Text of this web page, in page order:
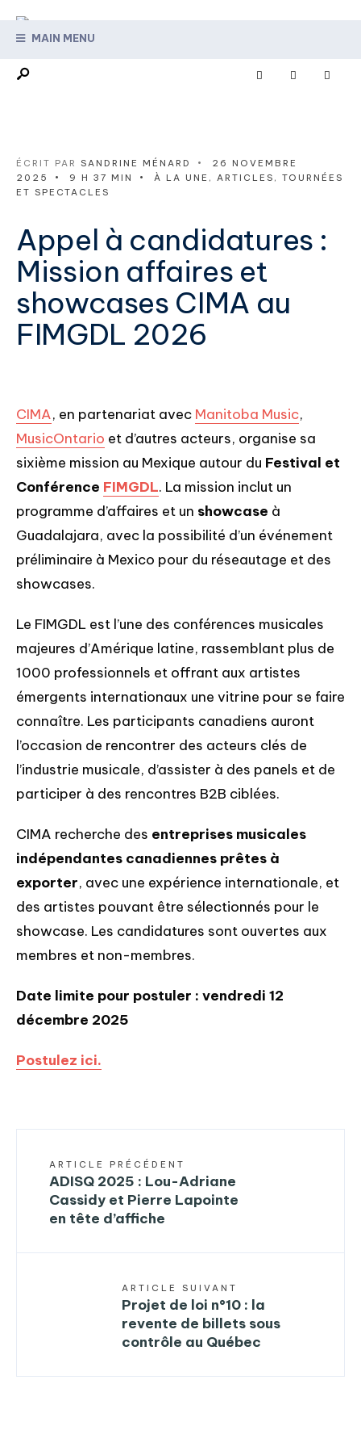
MAIN MENU
ÉCRIT PAR SANDRINE MÉNARD •
26 NOVEMBRE
2025
• 9 H 37 MIN • À LA UNE , ARTICLES , TOURNÉES
ET SPECTACLES
Appel à candidatures :
Mission affaires et
showcases CIMA au
FIMGDL 2026
CIMA, en partenariat avec Manitoba Music,
MusicOntario et d’autres acteurs, organise sa
sixième mission au Mexique autour du Festival et
Conférence FIMGDL. La mission inclut un
programme d’affaires et un showcase à
Guadalajara, avec la possibilité d’un événement
préliminaire à Mexico pour du réseautage et des
showcases.
Le FIMGDL est l’une des conférences musicales
majeures d’Amérique latine, rassemblant plus de
1000 professionnels et offrant aux artistes
émergents internationaux une vitrine pour se faire
connaître. Les participants canadiens auront
l’occasion de rencontrer des acteurs clés de
l’industrie musicale, d’assister à des panels et de
participer à des rencontres B2B ciblées.
CIMA recherche des entreprises musicales
indépendantes canadiennes prêtes à
exporter, avec une expérience internationale, et
des artistes pouvant être sélectionnés pour le
showcase. Les candidatures sont ouvertes aux
membres et non-membres.
Date limite pour postuler : vendredi 12
décembre 2025
Postulez ici.
ARTICLE PRÉCÉDENT
ADISQ 2025 : Lou-Adriane
Cassidy et Pierre Lapointe
en tête d’affiche
ARTICLE SUIVANT
Projet de loi n°10 : la
revente de billets sous
contrôle au Québec